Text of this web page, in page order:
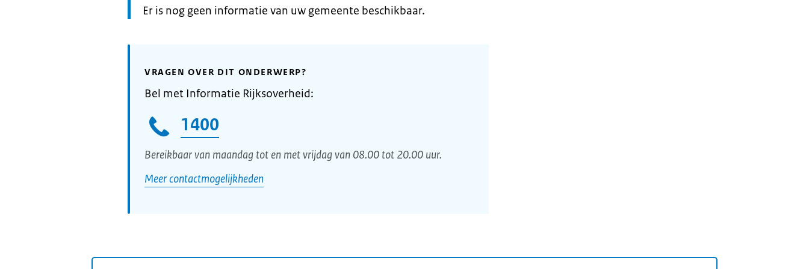
Informatie:
Er is nog geen informatie van uw gemeente beschikbaar.
VRAGEN OVER DIT ONDERWERP?
Bel met Informatie Rijksoverheid:
1400
Bereikbaar van maandag tot en met vrijdag van 08.00 tot 20.00 uur.
Meer contactmogelijkheden